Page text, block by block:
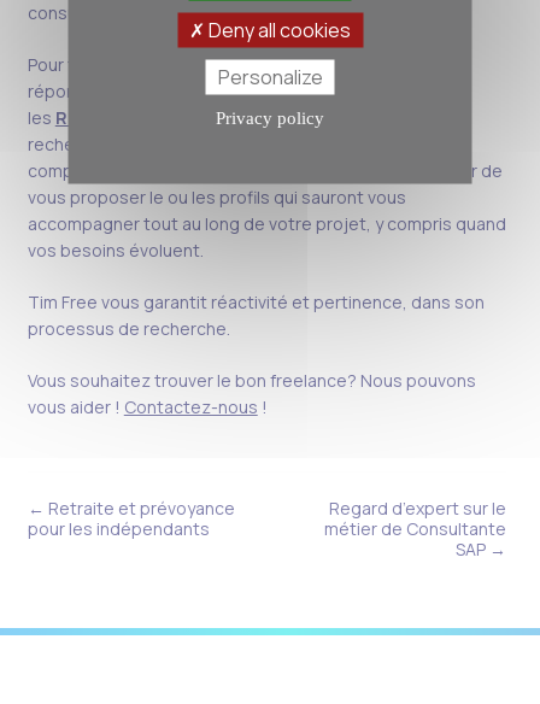
consultants freelances proposés.
Pour trouver le freelance qui
répondra
problématiquesdécrites
les Resource Managers Tim Free, effectuent leurs
recherches en se basant sur la
compréhension
ont à cœur de
vous proposer le ou les profils qui sauront vous
accompagner tout au long de votre projet, y compris quand
vos besoins évoluent.
Tim Free vous garantit réactivité et pertinence, dans son
processus de recherche.
Vous souhaitez trouver le bon freelance? Nous pouvons
vous aider ! Contactez-nous !
← Retraite et prévoyance
pour les indépendants
Regard d’expert sur le
métier de Consultante
SAP →
Deny all cookies
Personalize
Privacy policy